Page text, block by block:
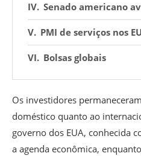
Senado americano
PMI de serviços nos
Bolsas globais
Os investidores
doméstico quanto ao
governo dos EUA, conhecida
a agenda econômica,